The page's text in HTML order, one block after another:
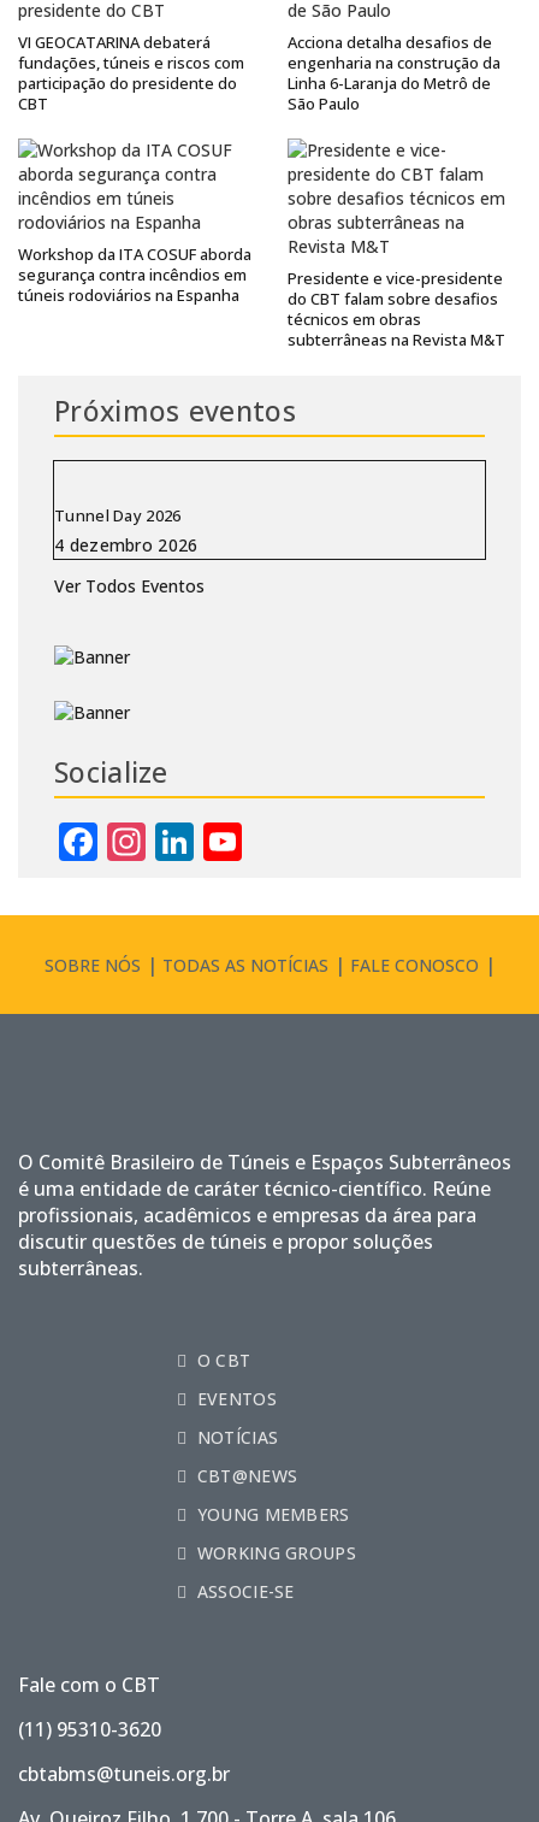
VI GEOCATARINA debaterá
fundações, túneis e riscos com
participação do presidente do
CBT
Acciona detalha desafios de
engenharia na construção da
Linha 6-Laranja do Metrô de
São Paulo
Workshop da ITA COSUF aborda
segurança contra incêndios em
túneis rodoviários na Espanha
Presidente e vice-presidente
do CBT falam sobre desafios
técnicos em obras
subterrâneas na Revista M&T
Próximos eventos
Tunnel Day 2026
Ver Todos Eventos
Socialize
Facebook
Instagram
LinkedIn
SOBRE NÓS TODAS AS NOTÍCIAS FALE CONOSCO
O Comitê Brasileiro de Túneis e Espaços Subterrâneos
é uma entidade de caráter técnico-científico. Reúne
profissionais, acadêmicos e empresas da área para
discutir questões de túneis e propor soluções
subterrâneas.
O CBT
EVENTOS
NOTÍCIAS
CBT@NEWS
YOUNG MEMBERS
WORKING GROUPS
ASSOCIE-SE
Fale com o CBT
(11) 95310-3620
cbtabms@tuneis.org.br